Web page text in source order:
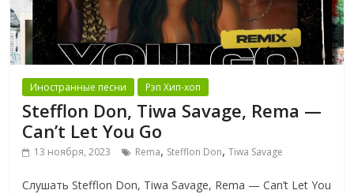
Иностранные песни Рэп Хип-хоп
Stefflon Don, Tiwa Savage, Rema —
Can’t Let You Go
13 ноября, 2023 Rema, Stefflon Don,Tiwa Savage
Слушать Stefflon Don, Tiwa Savage, Rema — Can’t Let You